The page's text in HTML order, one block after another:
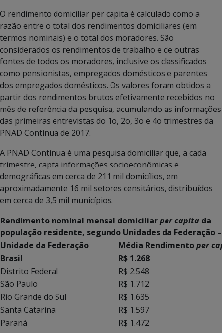
O rendimento domiciliar per capita é calculado como a
razão entre o total dos rendimentos domiciliares (em
termos nominais) e o total dos moradores. São
considerados os rendimentos de trabalho e de outras
fontes de todos os moradores, inclusive os classificados
como pensionistas, empregados domésticos e parentes
dos empregados domésticos. Os valores foram obtidos a
partir dos rendimentos brutos efetivamente recebidos no
mês de referência da pesquisa, acumulando as informações
das primeiras entrevistas do 1o, 2o, 3o e 4o trimestres da
PNAD Contínua de 2017.
A PNAD Contínua é uma pesquisa domiciliar que, a cada
trimestre, capta informações socioeconômicas e
demográficas em cerca de 211 mil domicílios, em
aproximadamente 16 mil setores censitários, distribuídos
em cerca de 3,5 mil municípios.
Rendimento nominal mensal domiciliarper capita da
população residente, segundo Unidades da Federação –
Unidade da Federação
Média Rendimentoper
Brasil
R$ 1.268
Distrito Federal
R$ 2.548
São Paulo
R$ 1.712
Rio Grande do Sul
R$ 1.635
Santa Catarina
R$ 1.597
Paraná
R$ 1.472